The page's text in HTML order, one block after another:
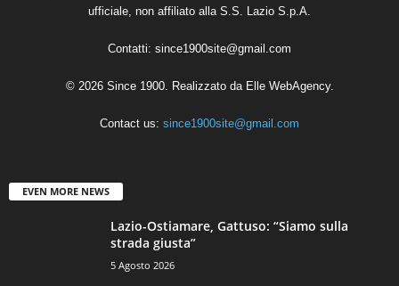
ufficiale, non affiliato alla S.S. Lazio S.p.A.
Contatti: since1900site@gmail.com
© 2026 Since 1900. Realizzato da Elle WebAgency.
Contact us: since1900site@gmail.com
EVEN MORE NEWS
Lazio-Ostiamare, Gattuso: “Siamo sulla
strada giusta”
5 Agosto 2026